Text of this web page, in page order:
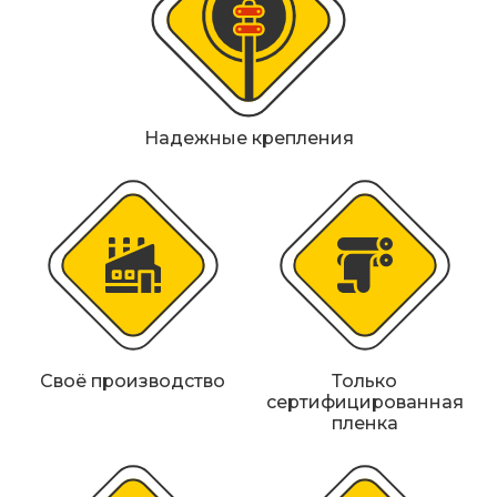
Сферические дорожные зеркала
Мобильные сигнальные строительные
ограждения
Материалы для дорожной разметки
Знаки безопасности
Знаки магистральных газопроводов
Своё производство
Только
сертифицированная
пленка
Надежные крепления